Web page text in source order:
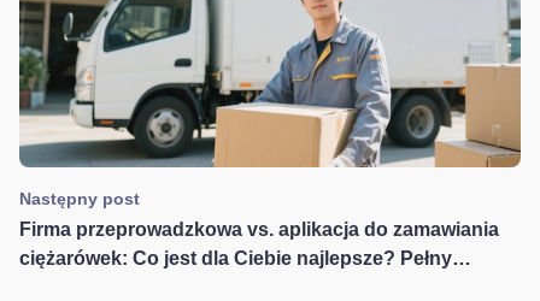
Następny post
Firma przeprowadzkowa vs. aplikacja do zamawiania
ciężarówek: Co jest dla Ciebie najlepsze? Pełny